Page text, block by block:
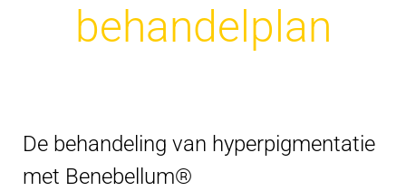
behandelplan
De behandeling van hyperpigmentatie
met Benebellum®